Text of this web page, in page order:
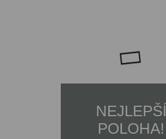
NEJLEPŠÍ
POLOHA!